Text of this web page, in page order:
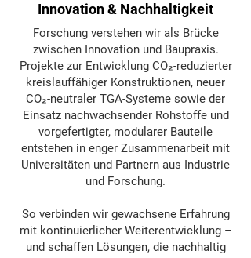
Innovation & Nachhaltigkeit
Forschung verstehen wir als Brücke
zwischen Innovation und Baupraxis.
Projekte zur Entwicklung CO₂-reduzierter
kreislauffähiger Konstruktionen, neuer
CO₂-neutraler TGA-Systeme sowie der
Einsatz nachwachsender Rohstoffe und
vorgefertigter, modularer Bauteile
entstehen in enger Zusammenarbeit mit
Universitäten und Partnern aus Industrie
und Forschung.
So verbinden wir gewachsene Erfahrung
mit kontinuierlicher Weiterentwicklung –
und schaffen Lösungen, die nachhaltig